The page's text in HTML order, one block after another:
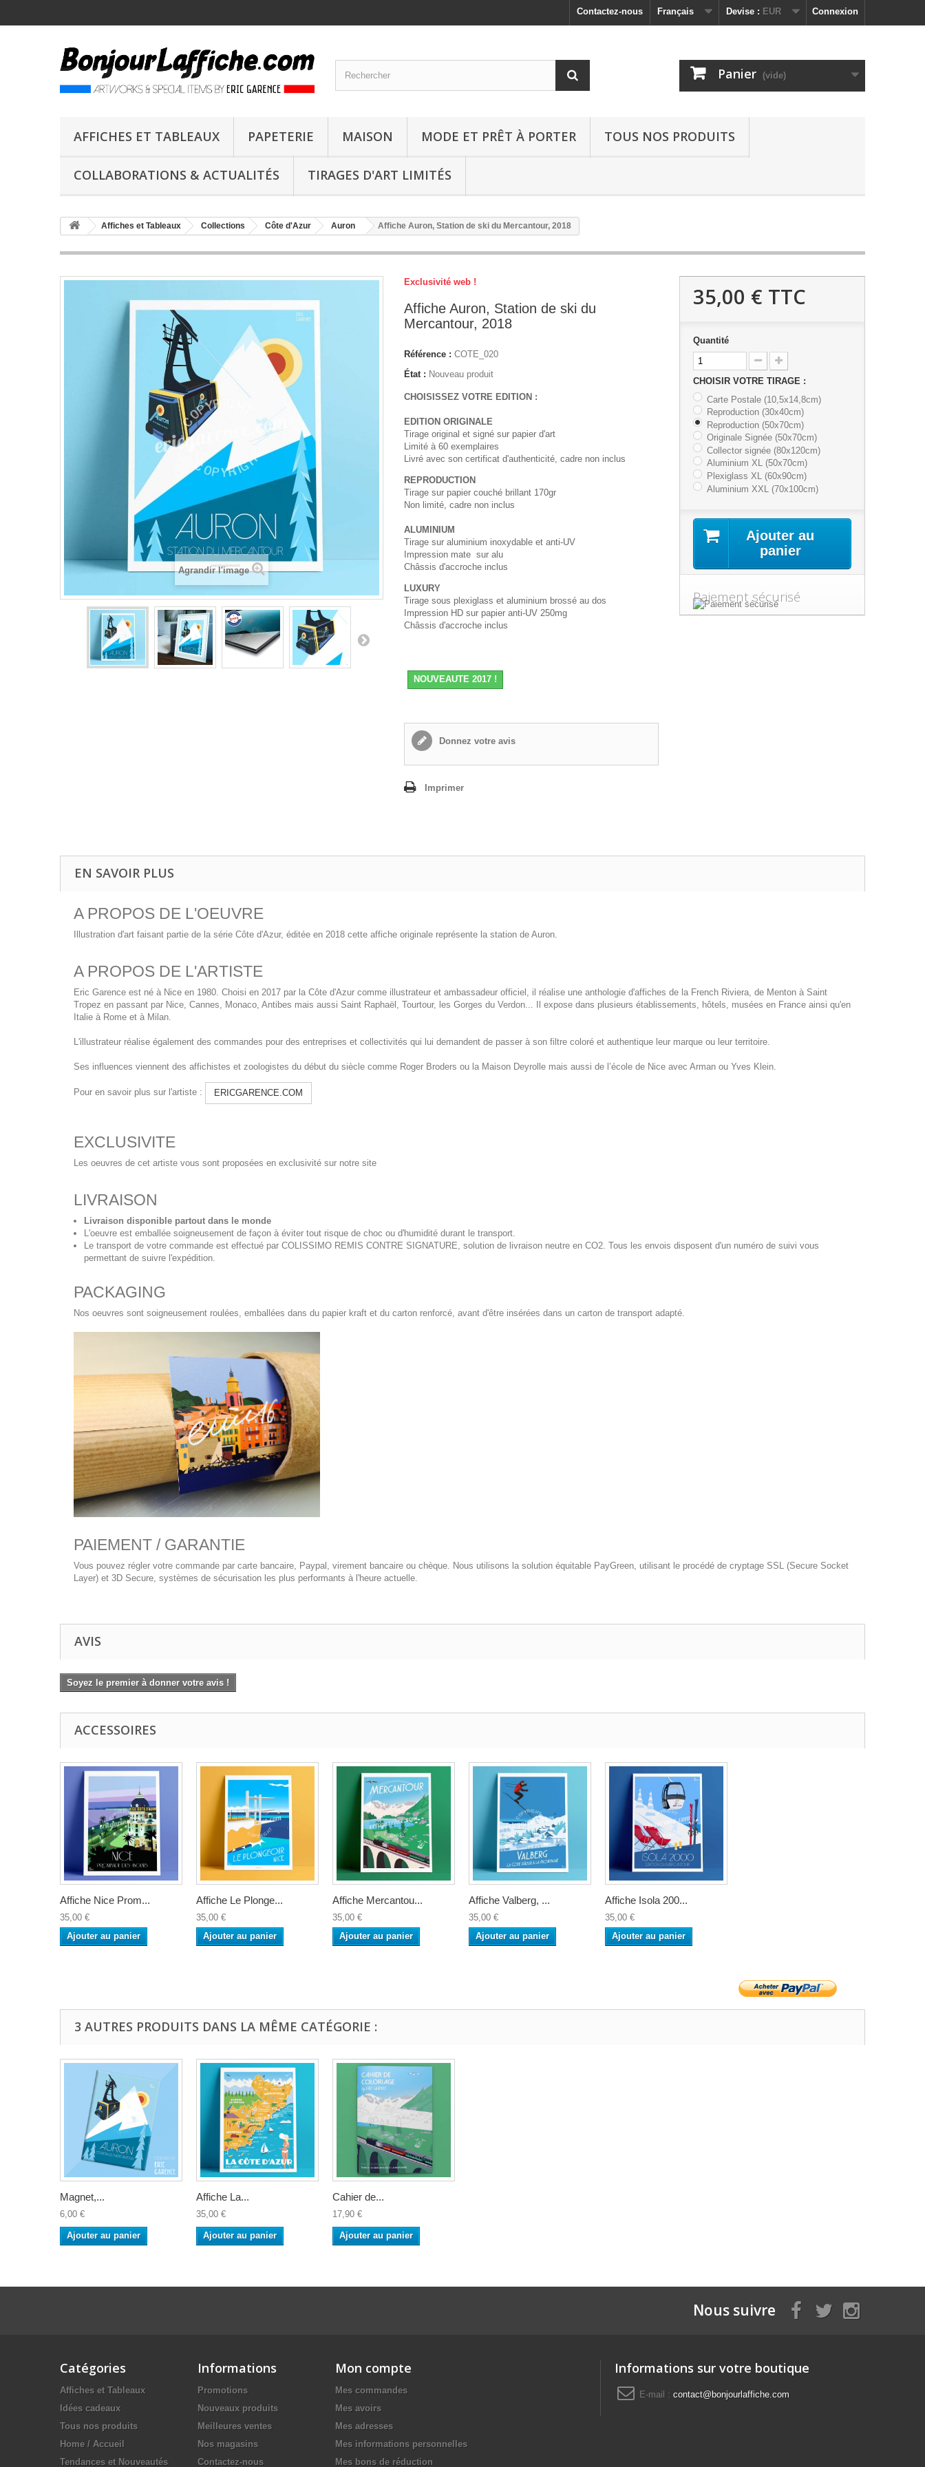
Connexion
Devise : EUR
Français
Contactez-nous
Panier (vide)
AFFICHES ET TABLEAUX PAPETERIE MAISON MODE ET PRÊT À PORTER TOUS NOS PRODUITS
COLLABORATIONS & ACTUALITÉS TIRAGES D'ART LIMITÉS
Affiches et Tableaux Collections Côte d'Azur Auron Affiche Auron, Station de ski du Mercantour, 2018
Agrandir l'image
Exclusivité web !
Affiche Auron, Station de ski du
Mercantour, 2018
Référence : COTE_020
État : Nouveau produit
CHOISISSEZ VOTRE EDITION :
EDITION ORIGINALE
Tirage original et signé sur papier d'art
Limité à 60 exemplaires
Livré avec son certificat d'authenticité, cadre non inclus
REPRODUCTION
Tirage sur papier couché brillant 170gr
Non limité, cadre non inclus
ALUMINIUM
Tirage sur aluminium inoxydable et anti-UV
Impression mate sur alu
Châssis d'accroche inclus
LUXURY
Tirage sous plexiglass et aluminium brossé au dos
Impression HD sur papier anti-UV 250mg
Châssis d'accroche inclus
NOUVEAUTE 2017 !
Donnez votre avis
Imprimer
35,00 € TTC
Quantité
CHOISIR VOTRE TIRAGE :
Carte Postale (10,5x14,8cm)
Reproduction (30x40cm)
Reproduction (50x70cm)
Originale Signée (50x70cm)
Collector signée (80x120cm)
Aluminium XL (50x70cm)
Plexiglass XL (60x90cm)
Aluminium XXL (70x100cm)
Ajouter au
panier
Paiement sécurisé
EN SAVOIR PLUS
A PROPOS DE L'OEUVRE
Illustration d'art faisant partie de la série Côte d'Azur, éditée en 2018 cette affiche originale représente la station de Auron.
A PROPOS DE L'ARTISTE
Eric Garence est né à Nice en 1980. Choisi en 2017 par la Côte d'Azur comme illustrateur et ambassadeur officiel, il réalise une anthologie d'affiches de la French Riviera, de Menton à Saint
Tropez en passant par Nice, Cannes, Monaco, Antibes mais aussi Saint Raphaël, Tourtour, les Gorges du Verdon... Il expose dans plusieurs établissements, hôtels, musées en France ainsi qu'en
Italie à Rome et à Milan.
L'illustrateur réalise également des commandes pour des entreprises et collectivités qui lui demandent de passer à son filtre coloré et authentique leur marque ou leur territoire.
Ses influences viennent des affichistes et zoologistes du début du siècle comme Roger Broders ou la Maison Deyrolle mais aussi de l’école de Nice avec Arman ou Yves Klein.
Pour en savoir plus sur l'artiste : ERICGARENCE.COM
EXCLUSIVITE
Les oeuvres de cet artiste vous sont proposées en exclusivité sur notre site
LIVRAISON
Livraison disponible partout dans le monde
L'oeuvre est emballée soigneusement de façon à éviter tout risque de choc ou d'humidité durant le transport.
Le transport de votre commande est effectué par COLISSIMO REMIS CONTRE SIGNATURE, solution de livraison neutre en CO2. Tous les envois disposent d'un numéro de suivi vous
permettant de suivre l'expédition.
PACKAGING
Nos oeuvres sont soigneusement roulées, emballées dans du papier kraft et du carton renforcé, avant d'être insérées dans un carton de transport adapté.
PAIEMENT / GARANTIE
Vous pouvez régler votre commande par carte bancaire, Paypal, virement bancaire ou chèque. Nous utilisons la solution équitable PayGreen, utilisant le procédé de cryptage SSL (Secure Socket
Layer) et 3D Secure, systèmes de sécurisation les plus performants à l'heure actuelle.
AVIS
Soyez le premier à donner votre avis !
ACCESSOIRES
Affiche Nice Prom...
35,00 €
Ajouter au panier
Affiche Le Plonge...
35,00 €
Ajouter au panier
Affiche Mercantou...
35,00 €
Ajouter au panier
Affiche Valberg, ...
35,00 €
Ajouter au panier
Affiche Isola 200...
35,00 €
Ajouter au panier
3 AUTRES PRODUITS DANS LA MÊME CATÉGORIE :
Magnet,...
6,00 €
Ajouter au panier
Affiche La...
35,00 €
Ajouter au panier
Cahier de...
17,90 €
Ajouter au panier
Nous suivre
Catégories
Affiches et Tableaux
Idées cadeaux
Tous nos produits
Home / Accueil
Tendances et Nouveautés
Informations
Promotions
Nouveaux produits
Meilleures ventes
Nos magasins
Contactez-nous
Mon compte
Mes commandes
Mes avoirs
Mes adresses
Mes informations personnelles
Mes bons de réduction
Informations sur votre boutique
E-mail : contact@bonjourlaffiche.com